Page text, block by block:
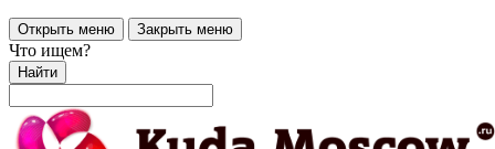
Открыть меню Закрыть меню
Что ищем?
Найти